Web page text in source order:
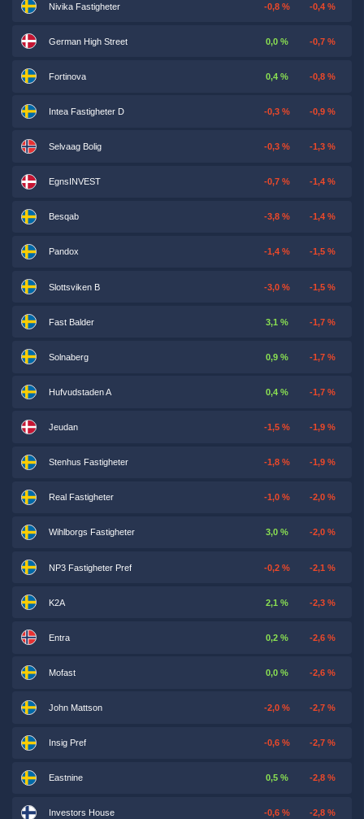
Nivika Fastigheter -0,8 % -0,4 %
German High Street 0,0 % -0,7 %
Fortinova 0,4 % -0,8 %
Intea Fastigheter D -0,3 % -0,9 %
Selvaag Bolig -0,3 % -1,3 %
EgnsINVEST -0,7 % -1,4 %
Besqab -3,8 % -1,4 %
Pandox -1,4 % -1,5 %
Slottsviken B -3,0 % -1,5 %
Fast Balder 3,1 % -1,7 %
Solnaberg 0,9 % -1,7 %
Hufvudstaden A 0,4 % -1,7 %
Jeudan -1,5 % -1,9 %
Stenhus Fastigheter -1,8 % -1,9 %
Real Fastigheter -1,0 % -2,0 %
Wihlborgs Fastigheter 3,0 % -2,0 %
NP3 Fastigheter Pref -0,2 % -2,1 %
K2A 2,1 % -2,3 %
Entra 0,2 % -2,6 %
Mofast 0,0 % -2,6 %
John Mattson -2,0 % -2,7 %
Insig Pref -0,6 % -2,7 %
Eastnine 0,5 % -2,8 %
Investors House -0,6 % -2,8 %